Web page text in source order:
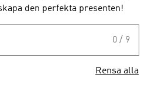
den perfekta presenten!
0 / 9
Rensa alla